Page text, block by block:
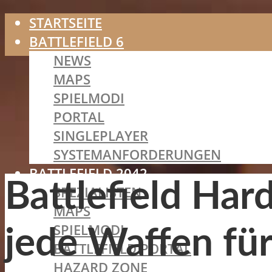
STARTSEITE
BATTLEFIELD 6
NEWS
MAPS
SPIELMODI
PORTAL
SINGLEPLAYER
SYSTEMANFORDERUNGEN
BATTLEFIELD 2042
SPEZIALISTEN
MAPS
SPIELMODI
BATTLEFIELD PORTAL
HAZARD ZONE
Battlefield
jede Waffen